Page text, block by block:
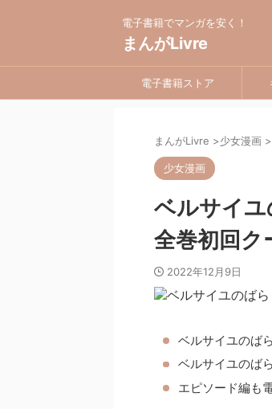
電子書籍でマンガを安く！
まんがLivre
電子書籍ストア
まんがLivre >少女漫画 >
少女漫画
ベルサイユ
全巻初回
2022年12月9日
ベルサイユのば
ベルサイユのば
エピソード編も